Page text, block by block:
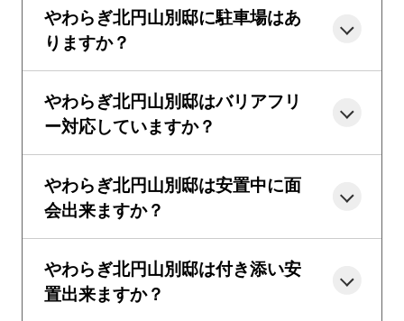
やわらぎ北円山別邸に駐車場はあ
りますか？
やわらぎ北円山別邸はバリアフリ
ー対応していますか？
やわらぎ北円山別邸は安置中に面
会出来ますか？
やわらぎ北円山別邸は付き添い安
置出来ますか？